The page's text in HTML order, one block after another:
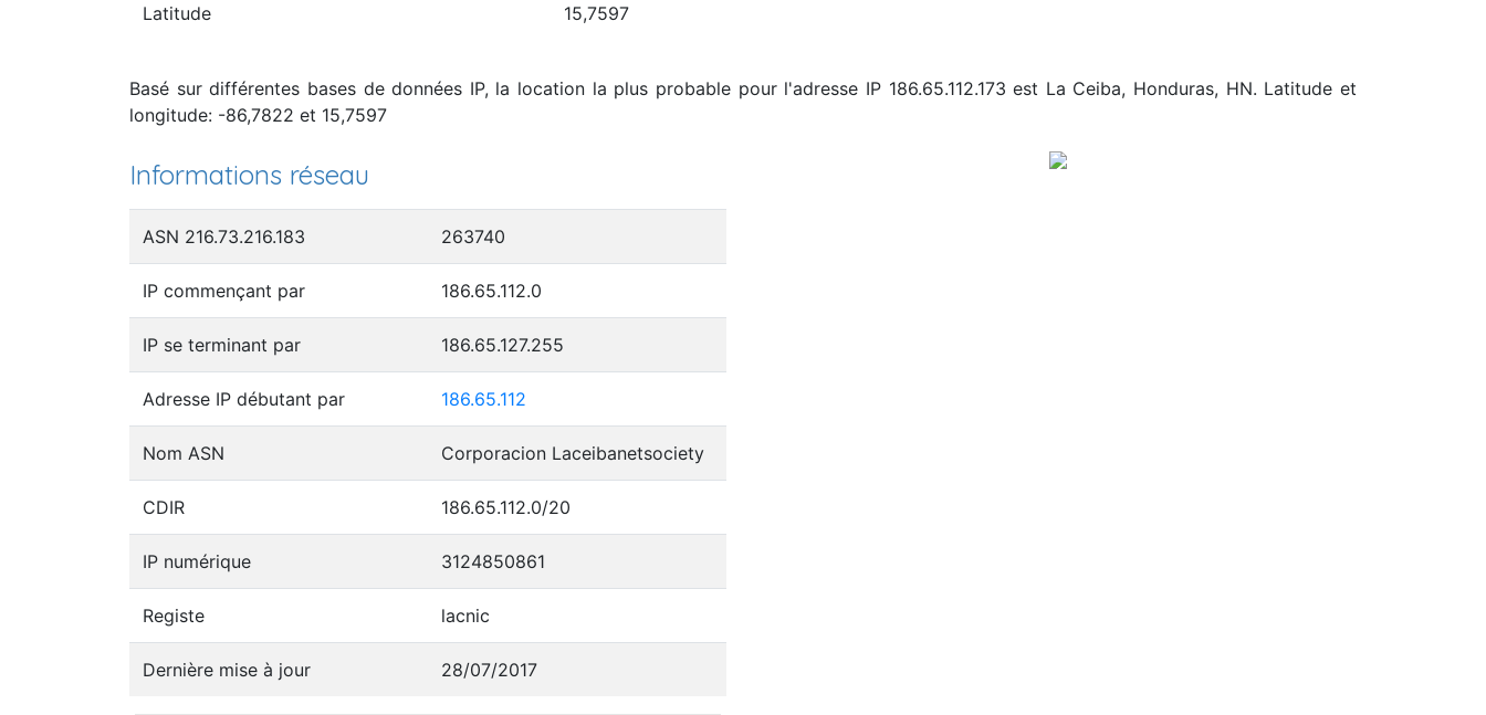
Latitude 15,7597
Basé sur différentes bases de données IP, la location la plus probable pour l'adresse IP 186.65.112.173 est La Ceiba, Honduras, HN. Latitude et
longitude: -86,7822 et 15,7597
Informations réseau
ASN 216.73.216.183 263740
IP commençant par 186.65.112.0
IP se terminant par 186.65.127.255
Adresse IP débutant par 186.65.112
Nom ASN Corporacion Laceibanetsociety
CDIR 186.65.112.0/20
IP numérique 3124850861
Registe lacnic
Dernière mise à jour 28/07/2017